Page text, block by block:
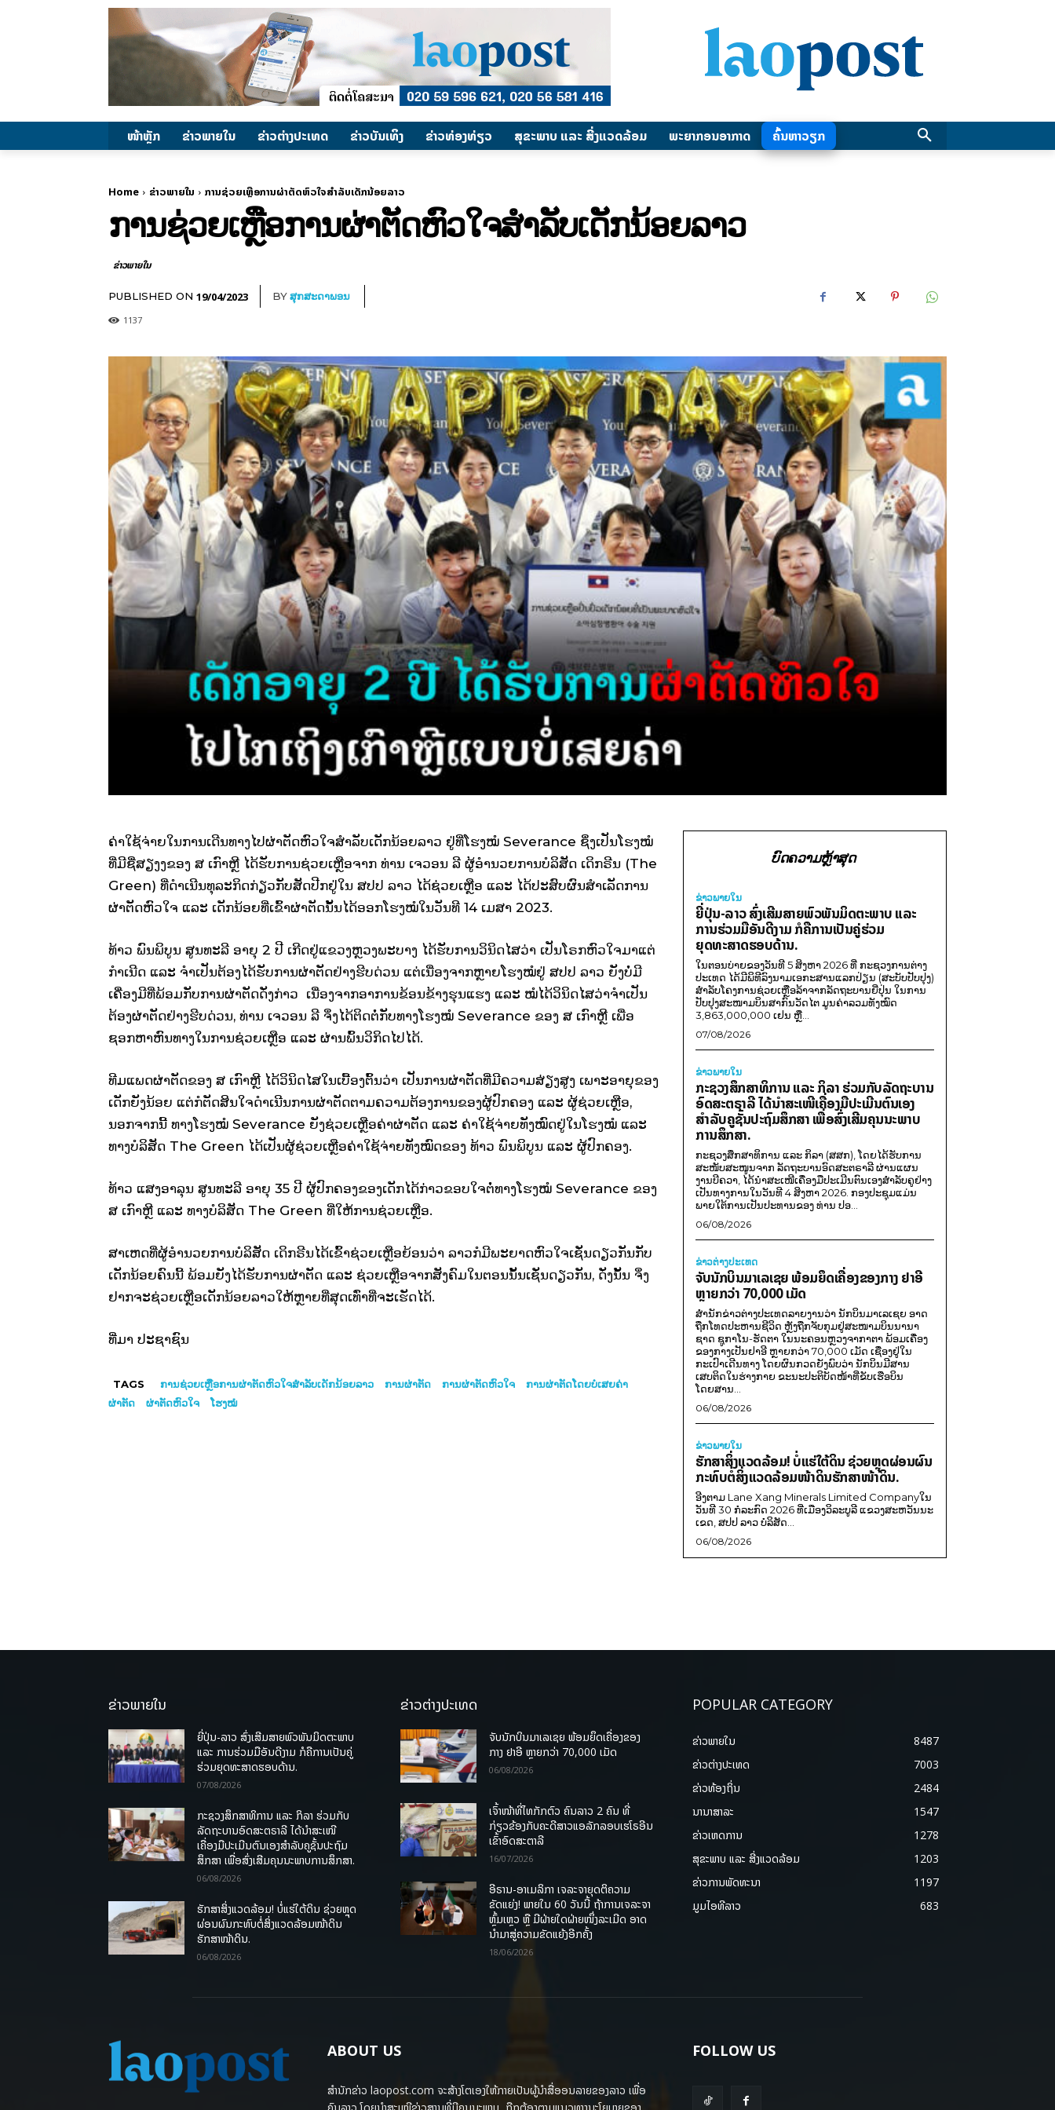
ໜ້າຫຼັກ ຂ່າວພາຍ​ໃນ ຂ່າວຕ່າງປະເທດ ​ຂ່າວບັນເທິງ ​ຂ່າວທ່ອງທ່ຽວ ສຸຂະພາບ ແລະ ສີ່ງແວດລ້ອມ ພະຍາກອນອາກາດ ຄົ້ນຫາວຽກ
Home ຂ່າວພາຍ​ໃນ ການຊ່ວຍເຫຼືອການຜ່າຕັດຫົວໃຈສໍາລັບເດັກນ້ອຍລາວ
ການຊ່ວຍເຫຼືອການຜ່າຕັດຫົວໃຈສໍາລັບເດັກນ້ອຍລາວ
ຂ່າວພາຍ​ໃນ
PUBLISHED ON 19/04/2023 BYສຸກສະດາພອນ
1137
ຄ່າ​ໃຊ້​ຈ່າຍ​ໃນ​ການ​ເດີນ​ທາງ​ໄປຜ່າຕັດຫົວໃຈສໍາລັບເດັກນ້ອຍລາວ ຢູ່ທີ່ໂຮງໝໍ Severance ຊຶ່ງເປັນໂຮງໝໍ
ທີ່ມີຊື່ສຽງງຂອງ ສ ເກົາຫຼີ ໄດ້ຮັບການຊ່ວຍເຫຼືອຈາກ ທ່ານ ເຈວອນ ລີ ຜູ້ອໍານວຍການບໍລິສັດ ເດິກຣີນ (The
Green) ທີ່ດໍາເນີນທຸລະກິດກ່ຽວກັບສັດປີກຢູ່ໃນ ສປປ ລາວ ໄດ້ຊ່ວຍເຫຼືອ ແລະ ໄດ້ປະສົບຜົນສໍາເລັດການ
ຜ່າຕັດຫົວໃຈ ແລະ ເດັກນ້ອຍທີ່ເຂົ້າຜ່າຕັດນັ້ນໄດ້ອອກໂຮງໝໍໃນວັນທີ 14 ເມສາ 2023.
ທ້າວ ພົນພິບູນ ສູນທະລີ ອາຍຸ 2 ປີ ເກີດຢູ່ແຂວງຫຼວງພະບາງ ໄດ້ຮັບການວິນິດໄສວ່າ ເປັນໂຣກຫົວໃຈມາແຕ່
ກໍາເນີດ ແລະ ຈໍາເປັນຕ້ອງໄດ້ຮັບການຜ່າຕັດຢ່າງຮີບດ່ວນ ແຕ່ເນື່ອງຈາກຫຼາຍໂຮງໝໍຢູ່ ສປປ ລາວ ຍັງບໍ່ມີ
ເຄື່ອງມີທີ່ພ້ອມກັບການຜ່າຕັດດັ່ງກ່າວ ເນື່ອງຈາກອາການຂ້ອນຂ້າງຮຸນແຮງ ແລະ ໝໍໄດ້ວິນິດໄສວ່າຈໍາເປັນ
ຕ້ອງຜ່າຕັດຢ່າງຮີບດ່ວນ, ທ່ານ ເຈວອນ ລີ ຈຶ່ງໄດ້ຕິດຕໍ່ກັບທາງໂຮງໝໍ Severance ຂອງ ສ ເກົາຫຼີ ເພື່ອ
ຊອກຫາຫົນທາງໃນການຊ່ວຍເຫຼືອ ແລະ ຜ່ານພົ້ນວິກິດໄປໄດ້.
ທີມ​ແພດຜ່າຕັດຂອງ ສ ເກົາຫຼີ ໄດ້ວິນິດໄສໃນເບື້ອງຕົ້ນວ່າ ເປັນການຜ່າຕັດທີ່ມີຄວາມສ່ຽງສູງ ເພາະອາຍຸຂອງ​
ເດັກຍັງນ້ອຍ ແຕ່ກໍຕັດສິນໃຈດໍາເນີນການຜ່າຕັດຕາມຄວາມຕ້ອງການຂອງຜູ້ປົກຄອງ ແລະ ຜູ້ຊ່ວຍເຫຼືອ,
ນອກຈາກນີ້ ທາງໂຮງໝໍ Severance ຍັງຊ່ວຍເຫຼືອຄ່າຜ່າຕັດ ແລະ ຄ່າໃຊ້ຈ່າຍທັງໝົດຢູ່ໃນໂຮງໝໍ ແລະ
ທາງບໍລິສັດ The Green ໄດ້ເປັນຜູ້ຊ່ວຍເຫຼືອຄ່າໃຊ້ຈ່າຍທັງໝົດຂອງ ທ້າວ ພົນພິບູນ ແລະ ຜູ້ປົກຄອງ.
ທ້າວ ແສງອາລຸນ ສູນທະລີ ອາຍຸ 35 ປີ ຜູ້ປົກຄອງຂອງເດັກໄດ້ກ່າວຂອບໃຈຕໍ່ທາງໂຮງໝໍ Severance ຂອງ
ສ ເກົາຫຼີ ແລະ ທາງບໍລິສັດ The Green ທີ່ໃຫ້ການຊ່ວຍເຫຼືອ.
ສາເຫດທີ່ຜູ້ອໍານວຍການບໍລິສັດ ເດິກຣີນໄດ້ເຂົ້າຊ່ວຍເຫຼືອຍ້ອນວ່າ ລາວກໍມີ​ພະ​ຍາດຫົວໃຈເຊັ່ນດຽວກັນກັບ​
ເດັກ​ນ້ອຍ​ຄົນ​ນີ້ ພ້ອມຍັງໄດ້ຮັບການຜ່າຕັດ ແລະ ຊ່ວຍເຫຼືອຈາກສັງຄົມໃນຕອນນັ້ນເຊັ່ນດຽວກັນ, ດັ່ງນັ້ນ ຈຶ່ງ
ຢາກຈະຊ່ວຍເຫຼືອເດັກນ້ອຍລາວໃຫ້ຫຼາຍທີ່ສຸດເທົ່າທີ່ຈະເຮັດໄດ້.
ທີ່ມາ ປະຊາຊົນ
TAGS ການຊ່ວຍເຫຼືອການຜ່າຕັດຫົວໃຈສໍາລັບເດັກນ້ອຍລາວ ການຜ່າຕັດ ການຜ່າຕັດຫົວໃຈ
ການຜ່າຕັດໂດຍບໍ່ເສຍຄ່າ
ຜ່າຕັດ
ຜ່າຕັດຫົວໃຈ ໂຮງໝໍ
ບົດຄວາມຫຼ້າສຸດ
ຂ່າວພາຍ​ໃນ
ຍີ່ປຸ່ນ-ລາວ ສົ່ງເສີມສາຍພົວພັນມິດຕະພາບ ແລະ
ການຮ່ວມມືອັນດີງາມ ກໍຄືການເປັນຄູ່ຮ່ວມ
ຍຸດທະສາດຮອບດ້ານ.
ໃນຕອນບ່າຍຂອງວັນທີ 5 ສິງຫາ 2026 ທີ່ ກະຊວງການຕ່າງ
ປະເທດ ໄດ້ມີພິທີລົງນາມເອກະສານແລກປ່ຽນ (ສະບັບປັບປຸງ)
ສໍາລັບໂຄງການຊ່ວຍເຫຼືອລ້າຈາກລັດຖະບານຍີ່ປຸ່ນ ໃນການ
ປັບປຸງສະໜາມບິນສາກົນວັດໄຕ ມູນຄ່າລວມທັງໝົດ
3,863,000,000 ເຢນ ຫຼື...
07/08/2026
ຂ່າວພາຍ​ໃນ
ກະຊວງສຶກສາທິການ ແລະ ກິລາ ຮ່ວມກັບລັດຖະບານ
ອົດສະຕຣາລີ ໄດ້ນຳສະເໜີເຄື່ອງມືປະເມີນຕົນເອງ
ສຳລັບຄູຊັ້ນປະຖົມສຶກສາ ເພື່ອສົ່ງເສີມຄຸນນະພາບ
ການສຶກສາ.
ກະຊວງສຶກສາທິການ ແລະ ກິລາ (ສສກ), ໂດຍໄດ້ຮັບການ
ສະໜັບສະໜູນຈາກ ລັດຖະບານອົດສະຕຣາລີ ຜ່ານແຜນ
ງານບີຄວາ, ໄດ້ນຳສະເໜີເຄື່ອງມືປະເມີນຕົນເອງສຳລັບຄູຢ່າງ
ເປັນທາງການໃນວັນທີ 4 ສິງຫາ 2026. ກອງປະຊຸມແມ່ນ
ພາຍໃຕ້ການເປັນປະທານຂອງ ທ່ານ ປອ...
06/08/2026
ຂ່າວຕ່າງປະເທດ
ຈັບນັກບິນມາເລເຊຍ ພ້ອມຍຶດເຄື່ອງຂອງກາງ ຢາອີ
ຫຼາຍກວ່າ 70,000 ເມັດ
ສຳນັກຂ່າວຕ່າງປະເທດລາຍງານວ່າ ນັກບິນມາເລເຊຍ ອາດ
ຖືກໂທດປະຫານຊີວິດ ຫຼັງຖືກຈັບກຸມຢູ່ສະໜາມບິນນານາ
ຊາດ ຊູກາໂນ-ຮັດຕາ ໃນນະຄອນຫຼວງຈາກາຕາ ພ້ອມເຄື່ອງ
ຂອງກາງເປັນຢາອີ ຫຼາຍກວ່າ 70,000 ເມັດ ເຊື່ອງຢູ່ໃນ
ກະເປົາເດີນທາງ ໂດຍຜົນກວດຍັງພົບວ່າ ນັກບິນມີສານ
ເສບຕິດໃນຮ່າງກາຍ ຂະນະປະຕິບັດໜ້າທີ່ຂັບເຮືອບິນ
ໂດຍສານ...
06/08/2026
ຂ່າວພາຍ​ໃນ
ຮັກສາສິ່ງແວດລ້ອມ! ບໍ່ແຮ່ໃຕ້ດິນ ຊ່ວຍຫຼຸດຜ່ອນຜົນ
ກະທົບຕໍ່ສິ່ງແວດລ້ອມໜ້າດິນຮັກສາໜ້າດິນ.
ອີງຕາມ Lane Xang Minerals Limited Companyໃນ
ວັນທີ 30 ກໍລະກົດ 2026 ທີ່ເມືອງວິລະບູລີ ແຂວງສະຫວັນນະ
ເຂດ, ສປປ ລາວ ບໍລິສັດ...
06/08/2026
ຂ່າວພາຍໃນ
ຍີ່ປຸ່ນ-ລາວ ສົ່ງເສີມສາຍພົວພັນມິດຕະພາບ
ແລະ ການຮ່ວມມືອັນດີງາມ ກໍຄືການເປັນຄູ່
ຮ່ວມຍຸດທະສາດຮອບດ້ານ.
07/08/2026
ກະຊວງສຶກສາທິການ ແລະ ກິລາ ຮ່ວມກັບ
ລັດຖະບານອົດສະຕຣາລີ ໄດ້ນຳສະເໜີ
ເຄື່ອງມືປະເມີນຕົນເອງສຳລັບຄູຊັ້ນປະຖົມ
ສຶກສາ ເພື່ອສົ່ງເສີມຄຸນນະພາບການສຶກສາ.
06/08/2026
ຮັກສາສິ່ງແວດລ້ອມ! ບໍ່ແຮ່ໃຕ້ດິນ ຊ່ວຍຫຼຸດ
ຜ່ອນຜົນກະທົບຕໍ່ສິ່ງແວດລ້ອມໜ້າດິນ
ຮັກສາໜ້າດິນ.
06/08/2026
ຂ່າວຕ່າງປະເທດ
ຈັບນັກບິນມາເລເຊຍ ພ້ອມຍຶດເຄື່ອງຂອງ
ກາງ ຢາອີ ຫຼາຍກວ່າ 70,000 ເມັດ
06/08/2026
ເຈົ້າໜ້າທີ່ໄທກັກຕົວ ຄົນລາວ 2 ຄົນ ທີ່
ກ່ຽວຂ້ອງກັບຄະດີສາວແອລັກລອບເຮໂຣອີນ
ເຂົ້າອົດສະຕາລີ
16/07/2026
ອີຣານ-ອາເມລິກາ ເຈລະຈາຍຸດຕິຄວາມ
ຂັດແຍ່ງ! ພາຍໃນ 60 ວັນນີ້ ຖ້າການເຈລະຈາ
ຫຼົ້ມເຫຼວ ຫຼື ມີຝ່າຍໃດຝ່າຍໜຶ່ງລະເມີດ ອາດ
ນໍາມາສູ່ຄວາມຂັດແຍ້ງອີກຄັ້ງ
18/06/2026
POPULAR CATEGORY
ຂ່າວພາຍ​ໃນ
8487
ຂ່າວຕ່າງປະເທດ
7003
ຂ່າວທ້ອງຖິ່ນ
2484
ນານາສາລະ
1547
ຂ່າວເຫດການ
1278
ສຸຂະພາບ ແລະ ສີ່ງແວດລ້ອມ
1203
ຂ່າວການພັດທະນາ
1197
ມູມໄອທີລາວ
683
ABOUT US
ສຳນັກຂ່າວ laopost.com ຈະສ້າງໂຕເອງໃຫ້ກາຍເປັນຜູ້ນຳສື່ອອນລາຍຂອງລາວ ເພື່ອ
ຄົນລາວ ໂດຍນຳສະເໜີຂ່າວສານທີ່ມີຄຸນນະພາບ, ຖືກຕ້ອງຕາມແນວທາງນະໂຍບາຍຂອງ
FOLLOW US